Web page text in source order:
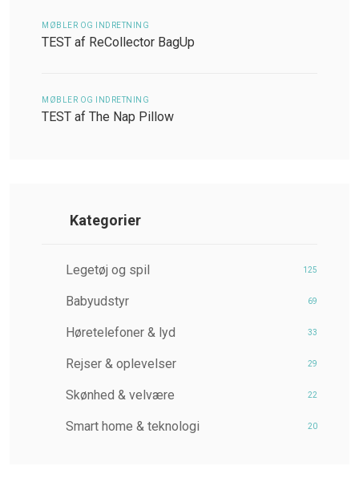
MØBLER OG INDRETNING
TEST af ReCollector BagUp
MØBLER OG INDRETNING
TEST af The Nap Pillow
Kategorier
Legetøj og spil 125
Babyudstyr 69
Høretelefoner & lyd 33
Rejser & oplevelser 29
Skønhed & velvære 22
Smart home & teknologi 20